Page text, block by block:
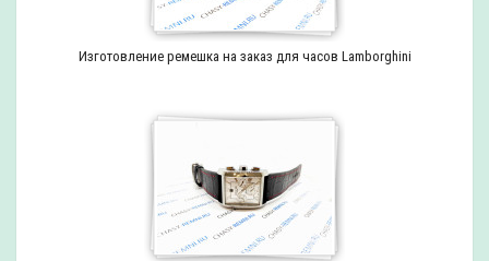
Изготовление ремешка на заказ для часов Lamborghini